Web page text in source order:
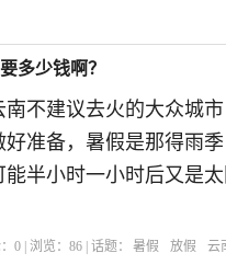
多少钱啊？
不建议去火的大众城
准备，暑假是那得雨
半小时一小时后又是
0 | 浏览：86 | 话题： 暑假 放假 云